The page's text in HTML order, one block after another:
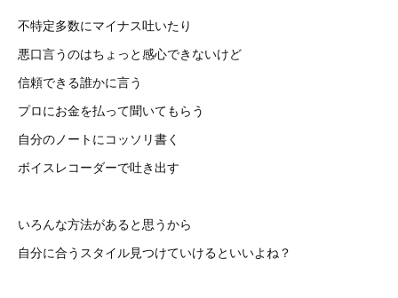
不特定多数にマイナス吐いたり
悪口言うのはちょっと感心できないけど
信頼できる誰かに言う
プロにお金を払って聞いてもらう
自分のノートにコッソリ書く
ボイスレコーダーで吐き出す
いろんな方法があると思うから
自分に合うスタイル見つけていけるといいよね？